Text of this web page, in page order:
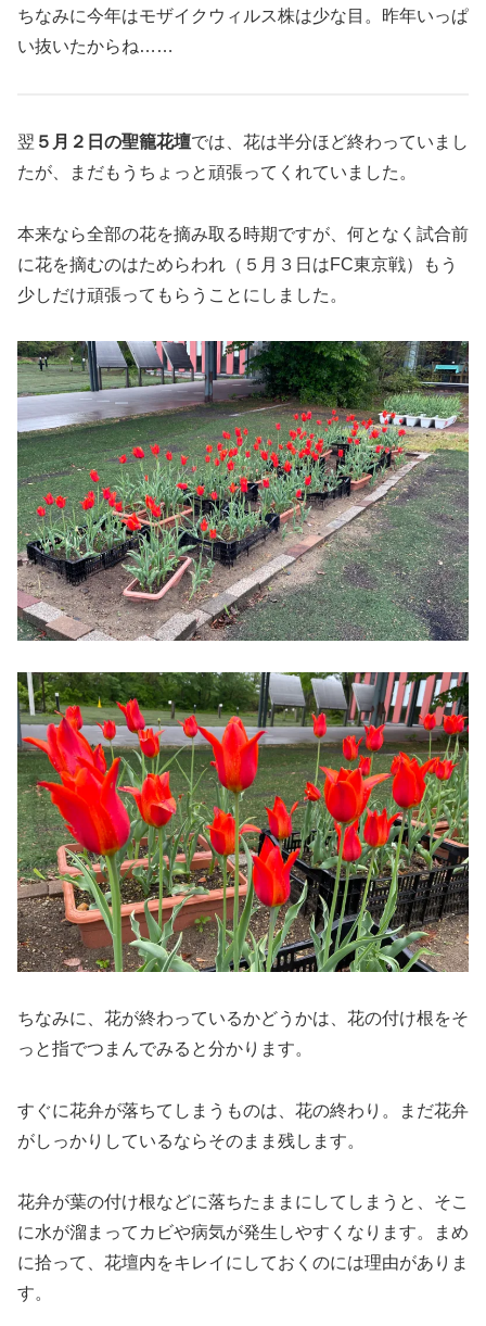
ちなみに今年はモザイクウィルス株は少な目。昨年いっぱ
い抜いたからね……
翌 ５月２日の聖籠花壇では、花は半分ほど終わっていまし
たが、まだもうちょっと頑張ってくれていました。
本来なら全部の花を摘み取る時期ですが、何となく試合前
に花を摘むのはためらわれ（５月３日はFC東京戦）もう
少しだけ頑張ってもらうことにしました。
ちなみに、花が終わっているかどうかは、花の付け根をそ
っと指でつまんでみると分かります。
すぐに花弁が落ちてしまうものは、花の終わり。まだ花弁
がしっかりしているならそのまま残します。
花弁が葉の付け根などに落ちたままにしてしまうと、そこ
に水が溜まってカビや病気が発生しやすくなります。まめ
に拾って、花壇内をキレイにしておくのには理由がありま
す。